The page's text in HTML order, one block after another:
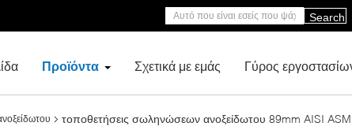
Search
Προϊόντα Σχετικά με εμάς Γύρος
τοποθετήσεις σωληνώσεων ανοξείδωτου 89mm AISI